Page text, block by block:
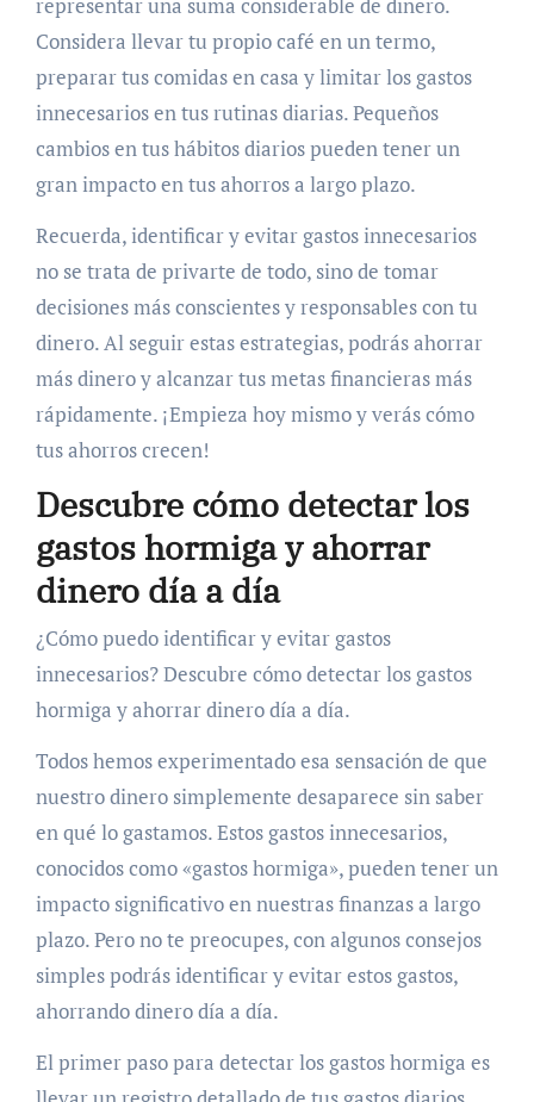
representar una suma considerable de dinero.
Considera llevar tu propio café en un termo,
preparar tus comidas en casa y limitar los gastos
innecesarios en tus rutinas diarias. Pequeños
cambios en tus hábitos diarios pueden tener un
gran impacto en tus ahorros a largo plazo.
Recuerda, identificar y evitar gastos innecesarios
no se trata de privarte de todo, sino de tomar
decisiones más conscientes y responsables con tu
dinero. Al seguir estas estrategias, podrás ahorrar
más dinero y alcanzar tus metas financieras más
rápidamente. ¡Empieza hoy mismo y verás cómo
tus ahorros crecen!
Descubre cómo detectar los
gastos hormiga y ahorrar
dinero día a día
¿Cómo puedo identificar y evitar gastos
innecesarios? Descubre cómo detectar los gastos
hormiga y ahorrar dinero día a día.
Todos hemos experimentado esa sensación de que
nuestro dinero simplemente desaparece sin saber
en qué lo gastamos. Estos gastos innecesarios,
conocidos como «gastos hormiga», pueden tener un
impacto significativo en nuestras finanzas a largo
plazo. Pero no te preocupes, con algunos consejos
simples podrás identificar y evitar estos gastos,
ahorrando dinero día a día.
El primer paso para detectar los gastos hormiga es